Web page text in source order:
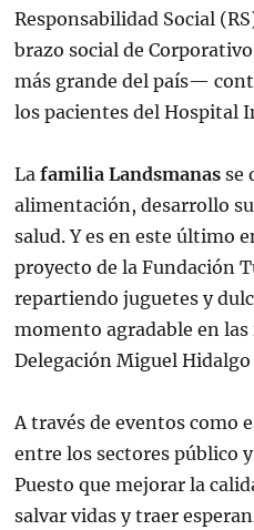
Responsabilidad Social
brazo social de
más grande del país—
los pacientes del Hospital
La familia Landsmanasse
alimentación, desarrollo
salud. Y es en este último
proyecto de la Fundación
repartiendo juguetes y
momento agradable en
Delegación Miguel Hidalgo
A través de eventos como
entre los sectores público
Puesto que mejorar la
salvar vidas y traer